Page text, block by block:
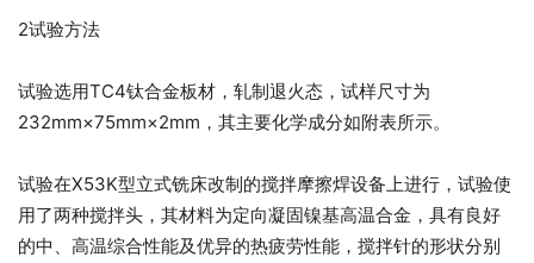
2试验方法
试验选用TC4钛合金板材，轧制退火态，试样尺寸为
232mm×75mm×2mm，其主要化学成分如附表所示。
试验在X53K型立式铣床改制的搅拌摩擦焊设备上进行，试验使
用了两种搅拌头，其材料为定向凝固镍基高温合金，具有良好
的中、高温综合性能及优异的热疲劳性能，搅拌针的形状分别